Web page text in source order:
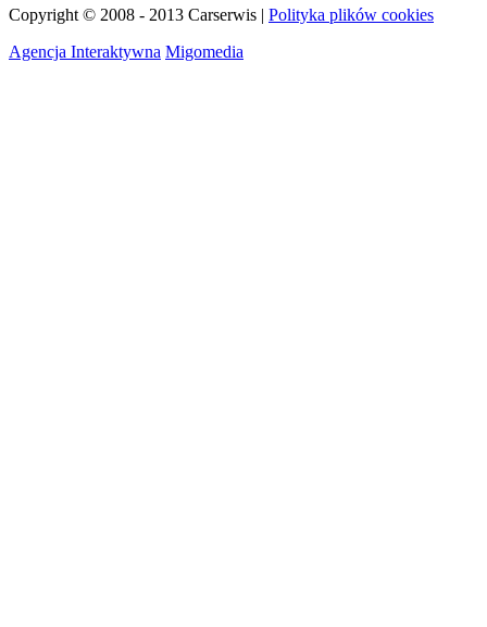
Copyright © 2008 - 2013 Carserwis | Polityka plików cookies
Agencja Interaktywna Migomedia